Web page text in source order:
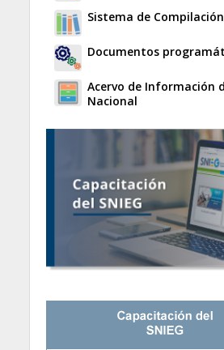
Sistema de
Documentos
Acervo de Información
Nacional